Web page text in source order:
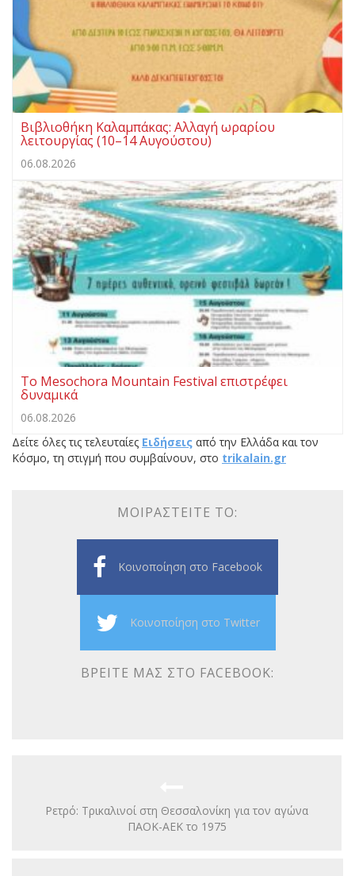
Βιβλιοθήκη Καλαμπάκας: Αλλαγή ωραρίου
λειτουργίας (10–14 Αυγούστου)
06.08.2026
Το Mesochora Mountain Festival επιστρέφει
δυναμικά
06.08.2026
Δείτε όλες τις τελευταίες Ειδήσεις από την Ελλάδα και τον
Κόσμο, τη στιγμή που συμβαίνουν, στο trikalain.gr
ΜΟΙΡΑΣΤΕΊΤΕ ΤΟ:
Κοινοποίηση στο Facebook
Κοινοποίηση στο Twitter
ΒΡΕΊΤΕ ΜΑΣ ΣΤΟ FACEBOOK:
Ρετρό: Τρικαλινοί στη Θεσσαλονίκη για τον αγώνα
ΠΑΟΚ-ΑΕΚ το 1975